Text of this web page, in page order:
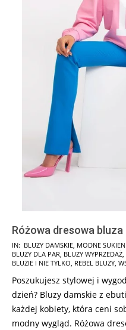
Różowa dresowa
2024-
07-
IN: BLUZY DAMSKIE, MODNE
BLUZY DLA PAR, BLUZY WYPRZEDAŻ,
BLUZIE I NIE TYLKO, REBEL BLUZY,
Poszukujesz stylowej i
dzień? Bluzy damskie z
każdej kobiety, która ceni
modny wygląd. Różowa